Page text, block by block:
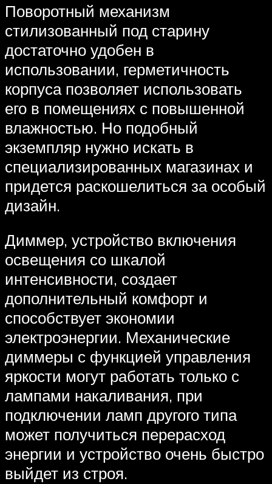
Поворотный механизм
стилизованный под старину
достаточно удобен в
использовании, герметичность
корпуса позволяет использовать
его в помещениях с повышенной
влажностью. Но подобный
экземпляр нужно искать в
специализированных магазинах и
придется раскошелиться за особый
дизайн.
Диммер, устройство включения
освещения со шкалой
интенсивности, создает
дополнительный комфорт и
способствует экономии
электроэнергии. Механические
диммеры с функцией управления
яркости могут работать только с
лампами накаливания, при
подключении ламп другого типа
может получиться перерасход
энергии и устройство очень быстро
выйдет из строя.